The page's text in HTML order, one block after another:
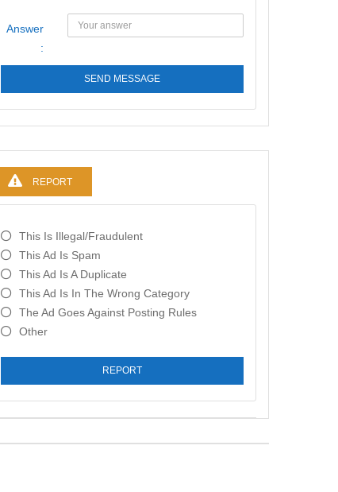
Answer
:
SEND MESSAGE
REPORT
This Is Illegal/fraudulent
This Ad Is Spam
This Ad Is A Duplicate
This Ad Is In The Wrong Category
The Ad Goes Against Posting Rules
Other
REPORT